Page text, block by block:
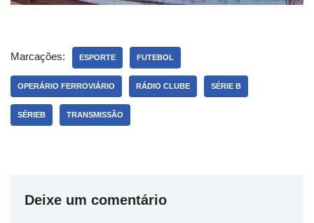
Marcações: ESPORTE FUTEBOL
OPERÁRIO FERROVIÁRIO RÁDIO CLUBE SÉRIE B
SÉRIEB TRANSMISSÃO
Deixe um comentário